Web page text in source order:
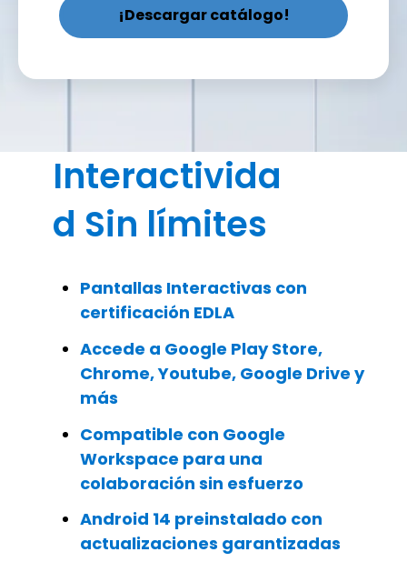
Interactivida
d Sin límites
Pantallas Interactivas con
certificación EDLA
Accede a Google Play Store,
Chrome, Youtube, Google Drive y
más
Compatible con Google
Workspace para una
colaboración sin esfuerzo
Android 14 preinstalado con
actualizaciones garantizadas